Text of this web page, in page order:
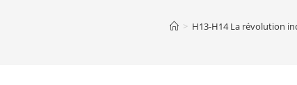
> H13-H14 La révolution